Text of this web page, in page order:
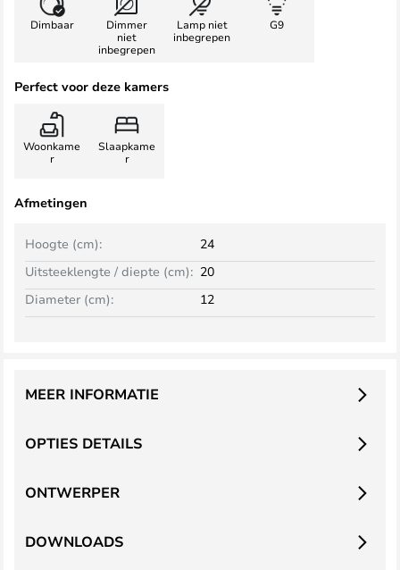
Dimbaar
Dimmer
niet
inbegrepen
Lamp niet
inbegrepen
G9
Perfect voor deze kamers
Woonkame
r
Slaapkame
r
Afmetingen
Hoogte (cm):
24
Uitsteeklengte / diepte (cm): 20
Diameter (cm):
12
OPTIES DETAILS
MEER INFORMATIE
ONTWERPER
DOWNLOADS